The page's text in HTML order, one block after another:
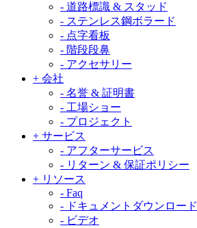
- 道路標識 & スタッド
- ステンレス鋼ボラード
- 点字看板
- 階段段鼻
- アクセサリー
+ 会社
- 名誉 & 証明書
- 工場ショー
- プロジェクト
+ サービス
- アフターサービス
- リターン & 保証ポリシー
+ リソース
- Faq
- ドキュメントダウンロード
- ビデオ